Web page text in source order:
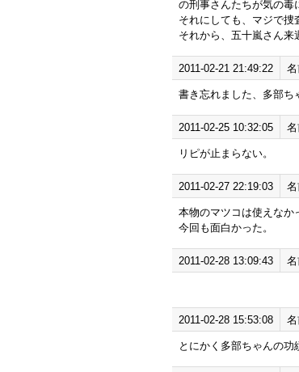
の刑事さんたちが気の毒
それにしても、マジで捜
それから、五十嵐さん来
2011-02-21 21:49:22 名
書き忘れました、多部ち
2011-02-25 10:32:05 名
リピが止まらない。
2011-02-27 22:19:03 名
本物のマツコは使えなか
今回も面白かった。
2011-02-28 13:09:43 名
2011-02-28 15:53:08 名
とにかく多部ちゃんの功